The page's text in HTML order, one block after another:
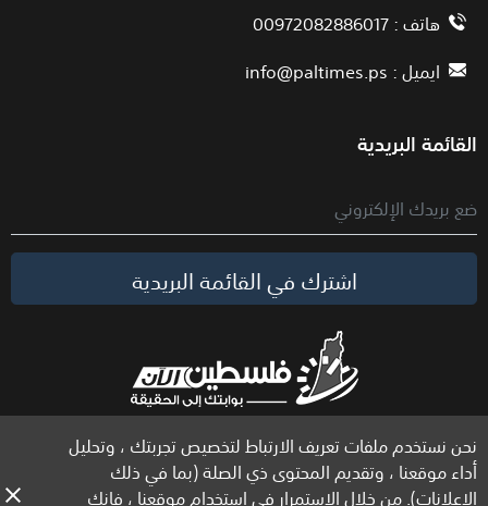
نحن نستخدم ملفات تعريف الارتباط لتخصيص تجربتك ، وتحليل
أداء موقعنا ، وتقديم المحتوى ذي الصلة (بما في ذلك
الإعلانات). من خلال الاستمرار في استخدام موقعنا ، فإنك
هاتف : 00972082886017
ايميل :info@paltimes.ps
القائمة البريدية
اشترك في القائمة البريدية
الحقوق محفوظة لموقع فلسطين الآن © 2026